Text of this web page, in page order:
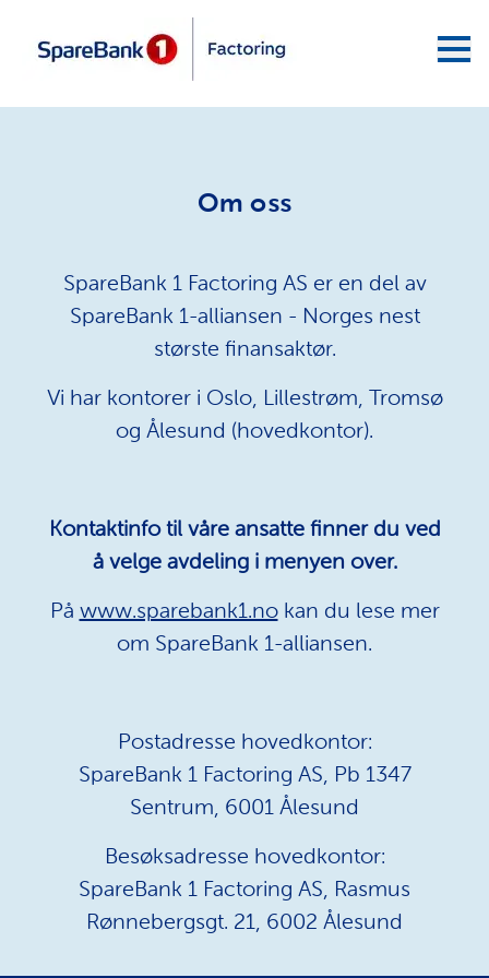
Om oss
SpareBank 1 Factoring AS er en del av
SpareBank 1-alliansen - Norges nest
største finansaktør.
Vi har kontorer i Oslo, Lillestrøm, Tromsø
og Ålesund (hovedkontor).
Kontaktinfo til våre ansatte finner du ved
å velge avdeling i menyen over.
På www.sparebank1.nokan du lese mer
om SpareBank 1-alliansen.
Postadresse hovedkontor:
SpareBank 1 Factoring AS, Pb 1347
Sentrum, 6001 Ålesund
Besøksadresse hovedkontor:
SpareBank 1 Factoring AS, Rasmus
Rønnebergsgt. 21, 6002 Ålesund